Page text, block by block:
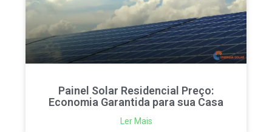
Painel Solar Residencial Preço:
Economia Garantida para sua Casa
Ler Mais